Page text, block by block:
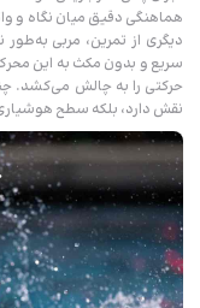
هماهنگی دقیق میان نگاه و
دیگری از تمرین، مربی
سریع و بدون مکث به این
حرکتی را به چالش می‌کشد.
نقش دارد، بلکه سطح هوشیاری